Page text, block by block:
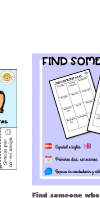
Find someone who